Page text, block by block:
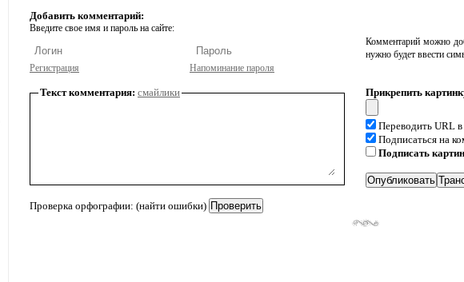
Добавить комментарий:
Введите свое имя и пароль на сайте:
Регистрация Напоминание пароля
Комментарий можно
нужно будет ввести
Текст комментария: смайлики
Проверка орфографии: (найти ошибки)
Прикрепить
Переводить URL
Подписаться на
Подписать